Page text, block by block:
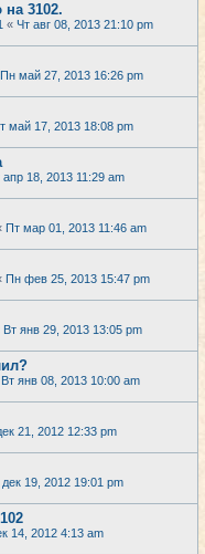
3102.
« Чт авг 08, 2013 21:10 pm
Пн май 27, 2013 16:26 pm
май 17, 2013 18:08 pm
апр 18, 2013 11:29 am
Пт мар 01, 2013 11:46 am
Пн фев 25, 2013 15:47 pm
Вт янв 29, 2013 13:05 pm
Вт янв 08, 2013 10:00 am
21, 2012 12:33 pm
19, 2012 19:01 pm
14, 2012 4:13 am